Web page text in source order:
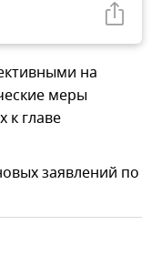
на
меры
к главе
заявлений по